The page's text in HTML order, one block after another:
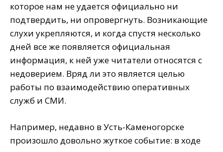
которое нам не удается официально ни
подтвердить, ни опровергнуть. Возникающие
слухи укрепляются, и когда спустя несколько
дней все же появляется официальная
информация, к ней уже читатели относятся с
недоверием. Вряд ли это является целью
работы по взаимодействию оперативных
служб и СМИ.
Например, недавно в Усть-Каменогорске
произошло довольно жуткое событие: в ходе